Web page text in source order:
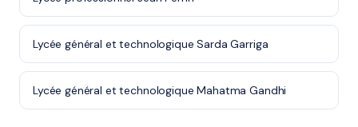
Lycée général et technologique Sarda Garriga
Lycée général et technologique Mahatma Gandhi